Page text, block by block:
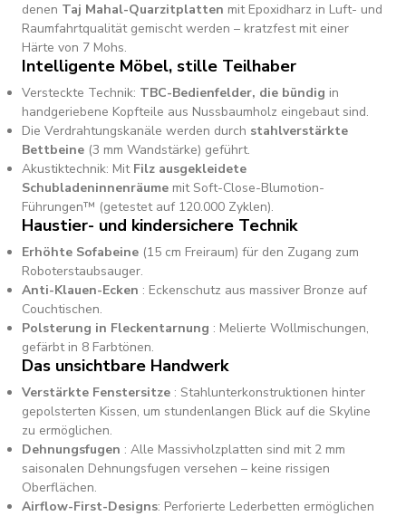
denen Taj Mahal-Quarzitplatten mit Epoxidharz in Luft- und
Raumfahrtqualität gemischt werden – kratzfest mit einer
Härte von 7 Mohs.
Intelligente Möbel, stille Teilhaber
Versteckte Technik: TBC-Bedienfelder, die bündig in
handgeriebene Kopfteile aus Nussbaumholz eingebaut sind.
Die Verdrahtungskanäle werden durch stahlverstärkte
Bettbeine (3 mm Wandstärke) geführt.
Akustiktechnik: Mit Filz ausgekleidete
Schubladeninnenräume mit Soft-Close-Blumotion-
Führungen™ (getestet auf 120.000 Zyklen).
Haustier- und kindersichere Technik
Erhöhte Sofabeine (15 cm Freiraum) für den Zugang zum
Roboterstaubsauger.
Anti-Klauen-Ecken : Eckenschutz aus massiver Bronze auf
Couchtischen.
Polsterung in Fleckentarnung : Melierte Wollmischungen,
gefärbt in 8 Farbtönen.
Das unsichtbare Handwerk
Verstärkte Fenstersitze : Stahlunterkonstruktionen hinter
gepolsterten Kissen, um stundenlangen Blick auf die Skyline
zu ermöglichen.
Dehnungsfugen : Alle Massivholzplatten sind mit 2 mm
saisonalen Dehnungsfugen versehen – keine rissigen
Oberflächen.
Airflow-First-Designs: Perforierte Lederbetten ermöglichen